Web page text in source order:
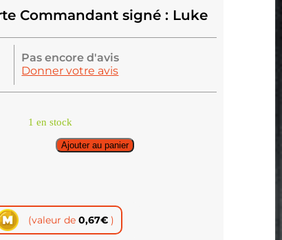
Commandant signé : Luke
Pas encore d'avis
Donner votre avis
1 en stock
Ajouter au panier
(valeur de 0,67€ )